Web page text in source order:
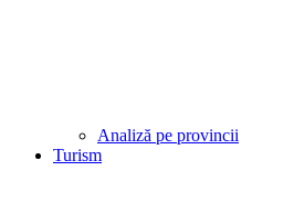
Analiză pe provincii
Turism